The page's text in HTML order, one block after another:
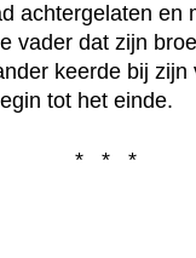
achtergelaten en
vader dat zijn
keerde bij
tot het einde.
* * *